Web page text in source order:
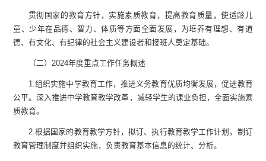
贯彻国家的教育方针，实施素质教育，提高教育质量，使适龄儿
童、少年在品德、智力、体质等方面全面发展，为培养有理想、有道
德、有文化、有纪律的社会主义建设者和接班人奠定基础。
（二） 2024年度重点工作任务概述
1.组织实施中学教育工作，推进义务教育优质均衡发展，促进教育
公平。深入推进中学教育教学改革，减轻学生的课业负担，全面实施素
质教育。
2.根据国家的教育教学方针，拟订、执行教育教学工作计划，制订
教育管理制度并组织实施，负责教育基本信息的统计、分析。